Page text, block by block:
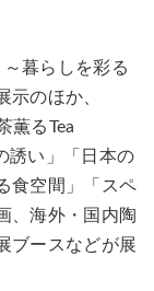
暮らしを彩る
示のほか、
薫るTea
誘い」「日本の
食空間」「スペ
、海外・国内陶
ブースなどが展